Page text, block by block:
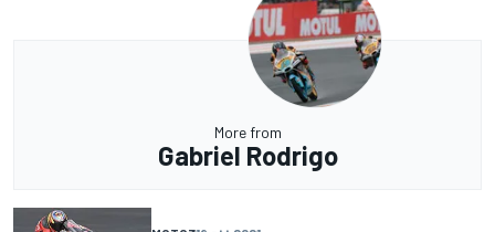
More from
Gabriel Rodrigo